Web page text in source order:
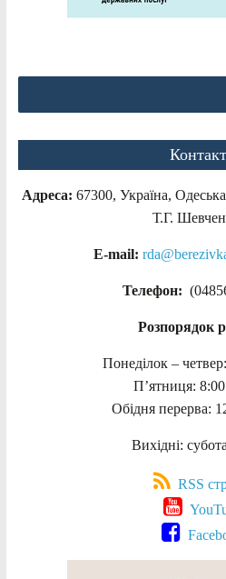
Адреса: 67300, Україна,
Т.Г.
E-mail:
Телефон:
Розпорядок
Понеділок –
П’ятниця:
Обідня перерва:
Вихідні:
RSS